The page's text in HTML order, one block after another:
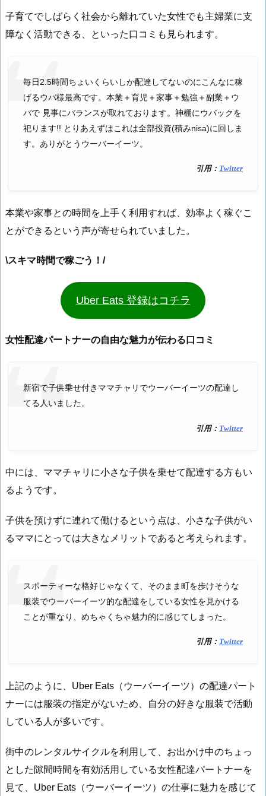
子育てでしばらく社会から離れていた女性でも主婦業に支
障なく活動できる、といった口コミも見られます。
毎日2.5時間ちょいくらいしか配達してないのにこんなに稼
げるウバ様最高です。本業＋育児＋家事＋勉強＋副業＋ウ
バで 見事にバランスが取れております。神棚にウバックを
祀ります!! とりあえずはこれは全部投資(積みnisa)に回しま
す。ありがとうウーバーイーツ。
引用： Twitter
本業や家事との時間を上手く利用すれば、効率よく稼ぐこ
とができるという声が寄せられていました。
\スキマ時間で稼ごう！/
Uber Eats 登録はコチラ
女性配達パートナーの自由な魅力が伝わる口コミ
新宿で子供乗せ付きママチャリでウーバーイーツの配達し
てる人いました。
引用： Twitter
中には、ママチャリに小さな子供を乗せて配達する方もい
るようです。
子供を預けずに連れて働けるという点は、小さな子供がい
るママにとっては大きなメリットであると考えられます。
スポーティーな格好じゃなくて、そのまま町を歩けそうな
服装でウーバーイーツ的な配達をしている女性を見かける
ことが重なり、めちゃくちゃ魅力的に感じてしまった。
引用： Twitter
上記のように、Uber Eats（ウーバーイーツ）の配達パート
ナーには服装の指定がないため、自分の好きな服装で活動
している人が多いです。
街中のレンタルサイクルを利用して、お出かけ中のちょっ
とした隙間時間を有効活用している女性配達パートナーを
見て、Uber Eats（ウーバーイーツ）の仕事に魅力を感じて